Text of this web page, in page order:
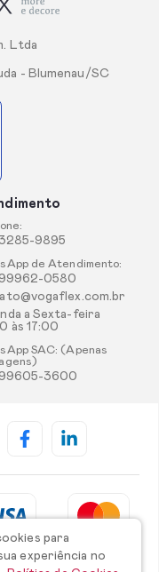
Ltda
- Blumenau/SC
9895
de Atendimento:
0580
a Sexta-feira
às 17:00
SAC: (Apenas
3600
para
experiência no